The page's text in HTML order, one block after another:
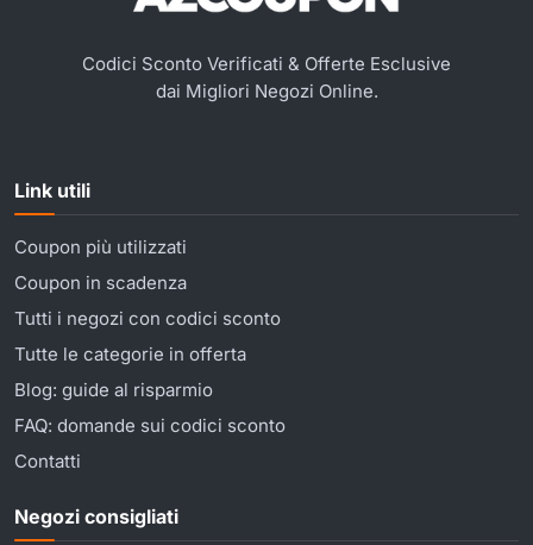
Codici Sconto Verificati & Offerte Esclusive
dai Migliori Negozi Online.
Link utili
Coupon più utilizzati
Coupon in scadenza
Tutti i negozi con codici sconto
Tutte le categorie in offerta
Blog: guide al risparmio
FAQ: domande sui codici sconto
Contatti
Negozi consigliati